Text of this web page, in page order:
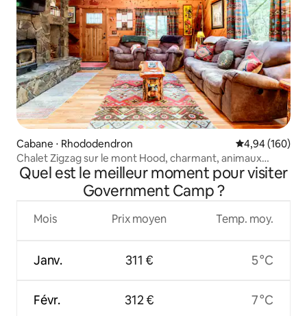
Cabane ⋅ Rhododendron Évaluation
4,94 (160)
Chalet Zigzag sur le mont Hood, charmant, animaux
acceptés, jacuzzi
Quel est le meilleur moment pour visiter
Government Camp ?
Mois
Janv.
Févr.
Prix moyen
311 €
312 €
Temp. moy.
5 °C
7 °C